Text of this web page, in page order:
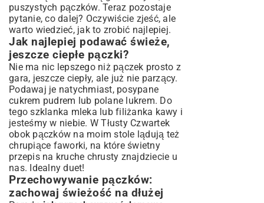
puszystych pączków. Teraz pozostaje
pytanie, co dalej? Oczywiście zjeść, ale
warto wiedzieć, jak to zrobić najlepiej.
Jak najlepiej podawać świeże,
jeszcze ciepłe pączki?
Nie ma nic lepszego niż pączek prosto z
gara, jeszcze ciepły, ale już nie parzący.
Podawaj je natychmiast, posypane
cukrem pudrem lub polane lukrem. Do
tego szklanka mleka lub filiżanka kawy i
jesteśmy w niebie. W Tłusty Czwartek
obok pączków na moim stole lądują też
chrupiące faworki, na które świetny
przepis na kruche chrusty znajdziecie u
nas. Idealny duet!
Przechowywanie pączków:
zachowaj świeżość na dłużej